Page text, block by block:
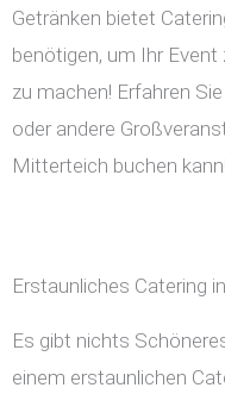
Getränken bietet
benötigen, um Ihr
zu machen! Erfahren
oder andere
Mitterteich buchen kann!
Erstaunliches Catering
Es gibt nichts
einem erstaunlichen